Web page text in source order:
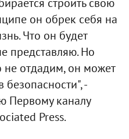
строить свою
он обрек себя на
Что он будет
представляю. Но
не отдадим, он может
безопасности", -
Первому каналу
Press.